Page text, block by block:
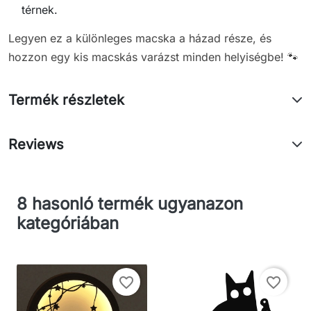
térnek.
Legyen ez a különleges macska a házad része, és
hozzon egy kis macskás varázst minden helyiségbe! 🐾
Termék részletek
Reviews
8 hasonló termék ugyanazon
kategóriában
favorite_border favorite_border